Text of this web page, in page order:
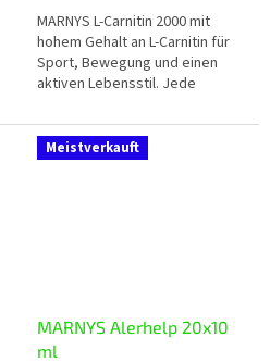
5
Sternen.
MARNYS L-Carnitin 2000 mit
hohem Gehalt an L-Carnitin für
Sport, Bewegung und einen
aktiven Lebensstil. Jede
Carnitin in praktischer flüssiger...
Meistverkauft
MARNYS Alerhelp 20x10
ml